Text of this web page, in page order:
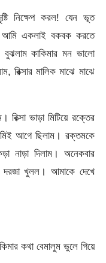
নিক্ষেপ করল! যেন ভূত
আমি একলাই বকবক করতে
কাকিমার মন ভালো
মালিক মাঝে মাঝে
রিক্সা ভাড়া মিটিয়ে রক্তের
আগে ছিলাম। রক্তমকে
নাড়া দিলাম। অনেকবার
দরজা খুলল। আমাকে দেখে
কথা বেমালুম ভুলে গিয়ে